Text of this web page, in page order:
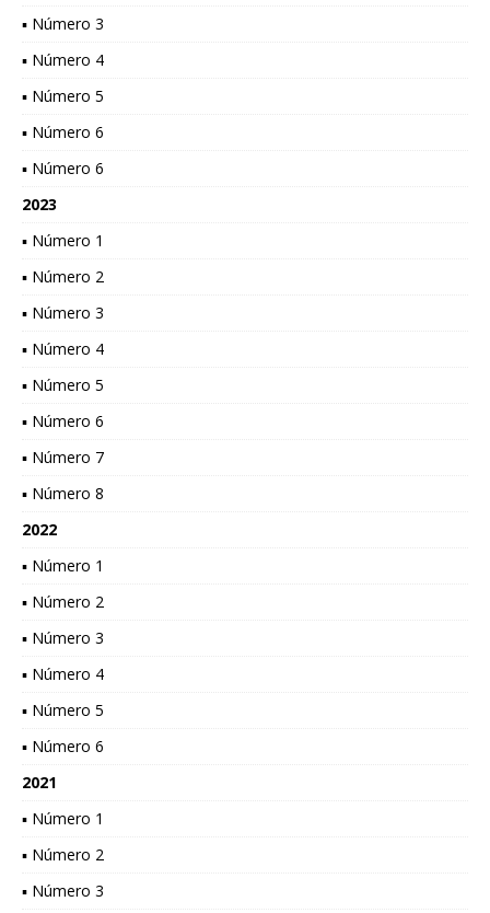
▪ Número 3
▪ Número 4
▪ Número 5
▪ Número 6
▪ Número 6
2023
▪ Número 1
▪ Número 2
▪ Número 3
▪ Número 4
▪ Número 5
▪ Número 6
▪ Número 7
▪ Número 8
2022
▪ Número 1
▪ Número 2
▪ Número 3
▪ Número 4
▪ Número 5
▪ Número 6
2021
▪ Número 1
▪ Número 2
▪ Número 3